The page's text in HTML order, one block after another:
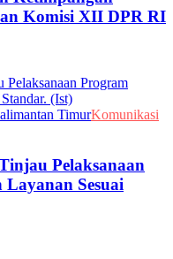
Komisi XII DPR RI
TimurKomunikasi
Pelaksanaan
Sesuai